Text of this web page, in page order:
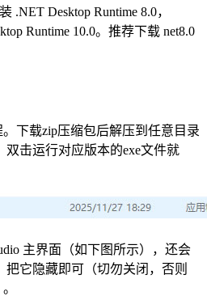
.NET Desktop Runtime 8.0，
Runtime 10.0。推荐下载 net8.0
。下载zip压缩包后解压到任意目录
双击运行对应版本的exe文件就
主界面（如下图所示），还会
把它隐藏即可（切勿关闭，否则